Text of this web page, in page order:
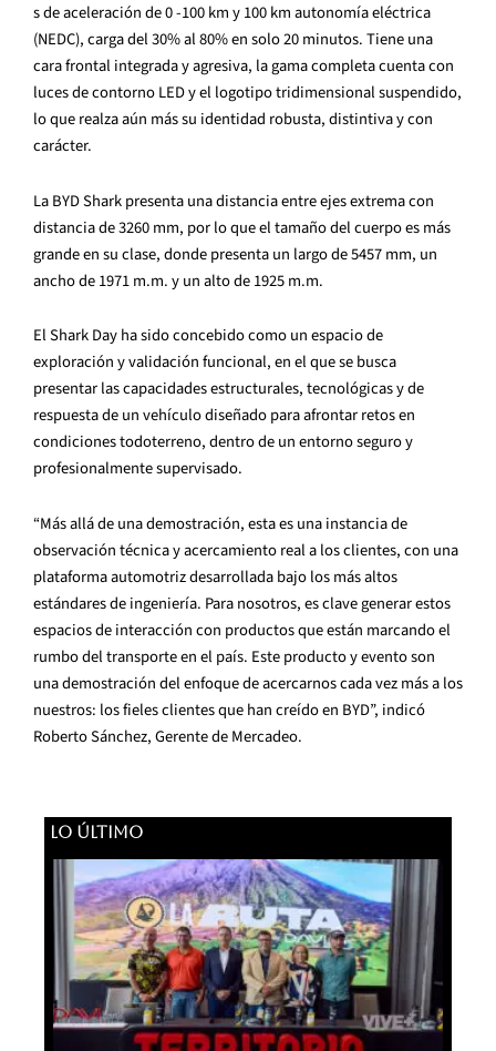
s de aceleración de 0 -100 km y 100 km autonomía eléctrica
(NEDC), carga del 30% al 80% en solo 20 minutos. Tiene una
cara frontal integrada y agresiva, la gama completa cuenta con
luces de contorno LED y el logotipo tridimensional suspendido,
lo que realza aún más su identidad robusta, distintiva y con
carácter.
La BYD Shark presenta una distancia entre ejes extrema con
distancia de 3260 mm, por lo que el tamaño del cuerpo es más
grande en su clase, donde presenta un largo de 5457 mm, un
ancho de 1971 m.m. y un alto de 1925 m.m.
El Shark Day ha sido concebido como un espacio de
exploración y validación funcional, en el que se busca
presentar las capacidades estructurales, tecnológicas y de
respuesta de un vehículo diseñado para afrontar retos en
condiciones todoterreno, dentro de un entorno seguro y
profesionalmente supervisado.
“Más allá de una demostración, esta es una instancia de
observación técnica y acercamiento real a los clientes, con una
plataforma automotriz desarrollada bajo los más altos
estándares de ingeniería. Para nosotros, es clave generar estos
espacios de interacción con productos que están marcando el
rumbo del transporte en el país. Este producto y evento son
una demostración del enfoque de acercarnos cada vez más a los
nuestros: los fieles clientes que han creído en BYD”, indicó
Roberto Sánchez, Gerente de Mercadeo.
LO ÚLTIMO